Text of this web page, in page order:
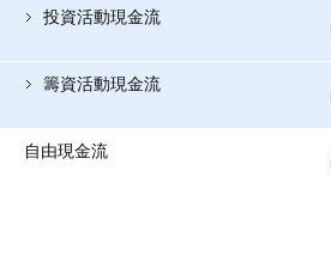
投資活動現金流
籌資活動現金流
自由現金流